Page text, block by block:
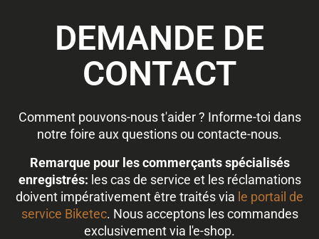
DEMANDE DE
CONTACT
Comment pouvons-nous t'aider ? Informe-toi dans
notre foire aux questions ou contacte-nous.
Remarque pour les commerçants spécialisés
enregistrés: les cas de service et les réclamations
doivent impérativement être traités via le portail de
service Biketec. Nous acceptons les commandes
exclusivement via l'e-shop.